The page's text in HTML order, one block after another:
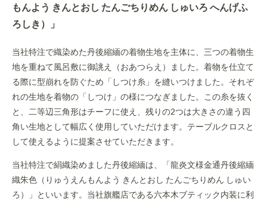
もんよう きんとおし たんごちりめん しゅいろ へんげふ
ろしき）」
当社特注で織染めた丹後縮緬の着物生地を主体に、三つの着物生
地を重ねて風呂敷に御誂え（おあつらえ）ました。着物を仕立て
る際に型崩れを防ぐため「しつけ糸」を縫いつけました。それぞ
れの生地を着物の「しつけ」の様につなぎました。この糸を抜く
と、二等辺三角形はチーフに使え、残りの2つは大きさの違う四
角い生地として幅広く使用していただけます。テーブルクロスと
して使えるように提案させていただきます。
当社特注で絹織染めました丹後縮緬は、「龍炎文様金通丹後縮緬
織朱色（りゅうえんもんよう きんとおし たんごちりめん しゅい
ろ）」といいます。当社旗艦店である六本木ブティック内装に利